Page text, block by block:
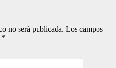
no será publicada. Los campos
*